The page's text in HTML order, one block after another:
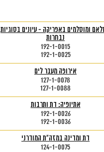
ומוסלמים באפריקה - עיונים בסוגיות
נבחרות
192-1-0015
192-1-0025
אירופה מעבר לים
127-1-0078
127-1-0088
אתיופיה: דת ותרבות
192-1-0026
192-1-0036
דת ומדינה במזה"ת המודרני
124-1-0075